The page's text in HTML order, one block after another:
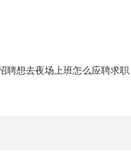
聘想去夜场上班怎么应聘求职